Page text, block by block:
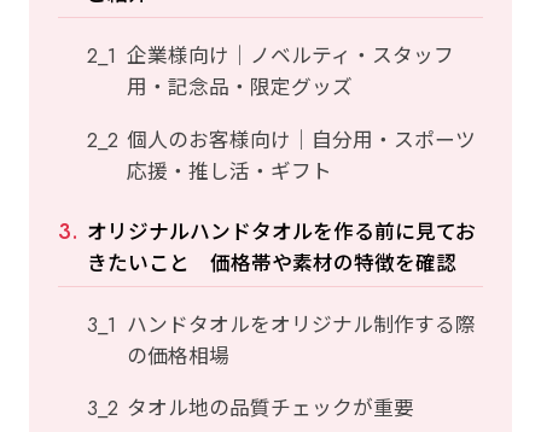
企業様向け｜ノベルティ・スタッフ
用・記念品・限定グッズ
個人のお客様向け｜自分用・スポーツ
応援・推し活・ギフト
オリジナルハンドタオルを作る前に見てお
きたいこと 価格帯や素材の特徴を確認
ハンドタオルをオリジナル制作する際
の価格相場
タオル地の品質チェックが重要